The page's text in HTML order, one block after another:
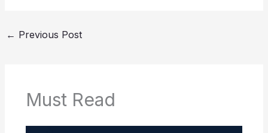
← Previous Post
Must Read